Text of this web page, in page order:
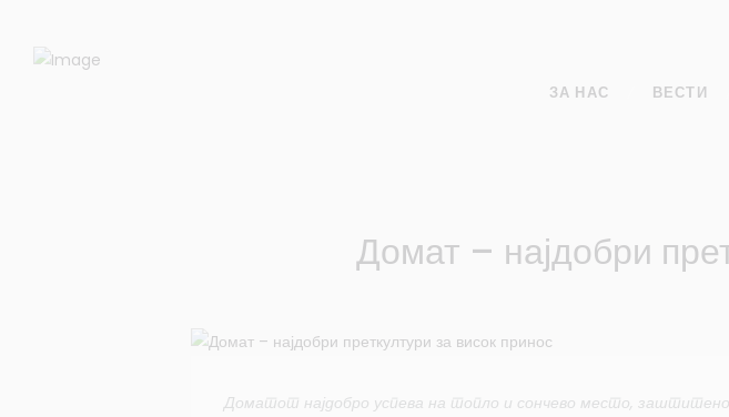
ЗА НАС ВЕСТИ
Домат – најдобри
Доматот најдобро успева на топло и сончево место,